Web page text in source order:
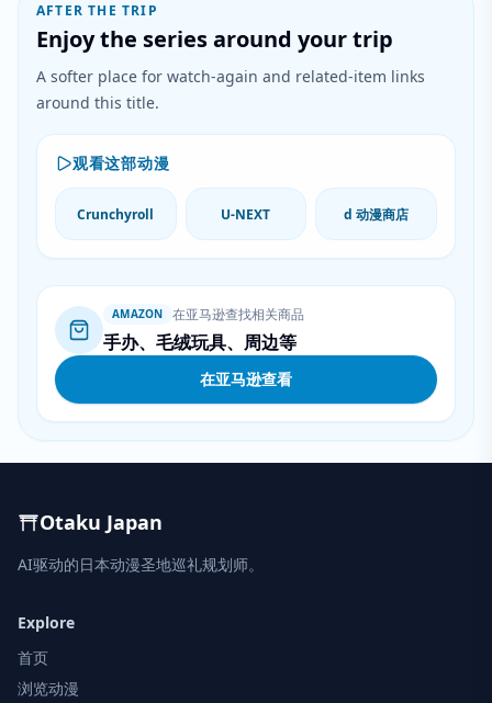
AFTER THE TRIP
Enjoy the series around your trip
A softer place for watch-again and related-item links
around this title.
观看这部动漫
Crunchyroll U-NEXT d 动漫商店
AMAZON 在亚马逊查找相关商品
手办、毛绒玩具、周边等
在亚马逊查看
Otaku Japan
AI驱动的日本动漫圣地巡礼规划师。
Explore
首页
浏览动漫